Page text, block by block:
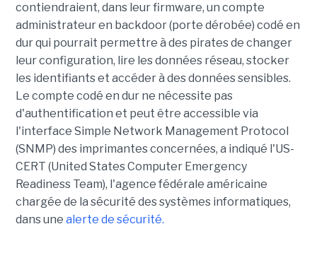
contiendraient, dans leur firmware, un compte
administrateur en backdoor (porte dérobée) codé en
dur qui pourrait permettre à des pirates de changer
leur configuration, lire les données réseau, stocker
les identifiants et accéder à des données sensibles.
Le compte codé en dur ne nécessite pas
d'authentification et peut être accessible via
l'interface Simple Network Management Protocol
(SNMP) des imprimantes concernées, a indiqué l'US-
CERT (United States Computer Emergency
Readiness Team), l'agence fédérale américaine
chargée de la sécurité des systèmes informatiques,
dans une alerte de sécurité.